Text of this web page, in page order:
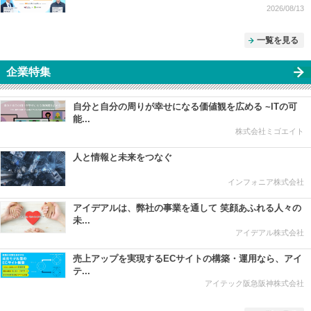
2026/08/13
一覧を見る
企業特集
自分と自分の周りが幸せになる価値観を広める ~ITの可
能...
株式会社ミゴエイト
人と情報と未来をつなぐ
インフォニア株式会社
アイデアルは、弊社の事業を通して 笑顔あふれる人々の
未...
アイデアル株式会社
売上アップを実現するECサイトの構築・運用なら、アイ
テ...
アイテック阪急阪神株式会社